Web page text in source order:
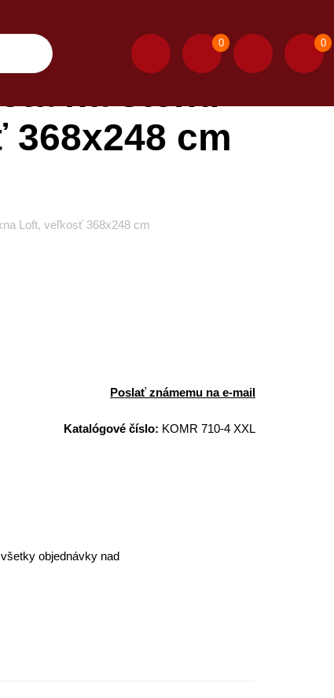
0 0
cm
Loft, veľkosť 368x248 cm
Poslať známemu na e-mail
Katalógové číslo: KOMR 710-4 XXL
objednávky nad